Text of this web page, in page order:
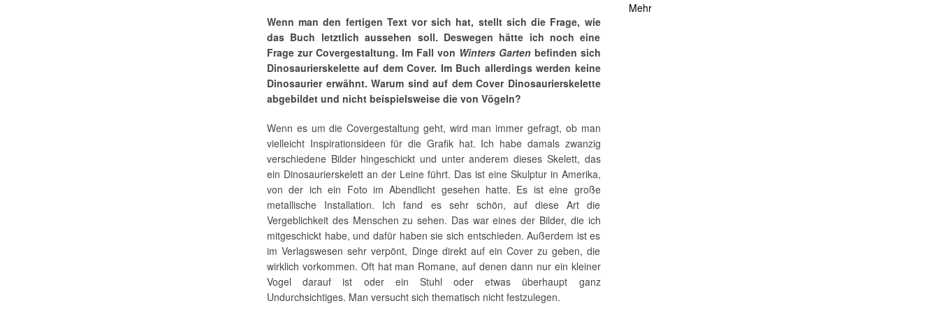
Wenn man den fertigen Text vor sich hat, stellt sich die Frage, wie
das Buch letztlich aussehen soll. Deswegen hätte ich noch eine
Frage zur Covergestaltung. Im Fall von Winters Gartenbefinden sich
Dinosaurierskelette auf dem Cover. Im Buch allerdings werden keine
Dinosaurier erwähnt. Warum sind auf dem Cover Dinosaurierskelette
abgebildet und nicht beispielsweise die von Vögeln?
Wenn es um die Covergestaltung geht, wird man immer gefragt, ob man
vielleicht Inspirationsideen für die Grafik hat. Ich habe damals zwanzig
verschiedene Bilder hingeschickt und unter anderem dieses Skelett, das
ein Dinosaurierskelett an der Leine führt. Das ist eine Skulptur in Amerika,
von der ich ein Foto im Abendlicht gesehen hatte. Es ist eine große
metallische Installation. Ich fand es sehr schön, auf diese Art die
Vergeblichkeit des Menschen zu sehen. Das war eines der Bilder, die ich
mitgeschickt habe, und dafür haben sie sich entschieden. Außerdem ist es
im Verlagswesen sehr verpönt, Dinge direkt auf ein Cover zu geben, die
wirklich vorkommen. Oft hat man Romane, auf denen dann nur ein kleiner
Vogel darauf ist oder ein Stuhl oder etwas überhaupt ganz
Undurchsichtiges. Man versucht sich thematisch nicht festzulegen.
Mehr